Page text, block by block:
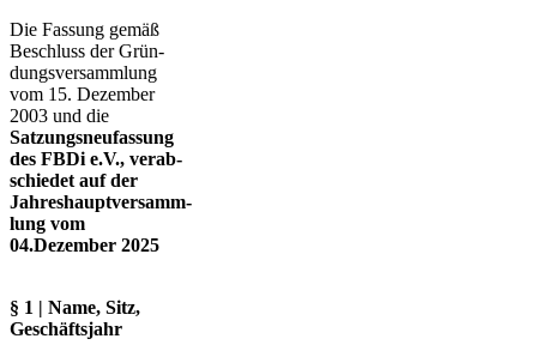
Die Fassung gemäß
Beschluss der Grün­
dungs­ver­samm­lung
vom 15. Dezember
2003 und die
Satzungs­neu­fas­sung
des FBDi e.V., verab­
schie­det auf der
Jahres­haupt­ver­samm­
lung vom
04.Dezember 2025
§ 1 | Name, Sitz,
Geschäftsjahr